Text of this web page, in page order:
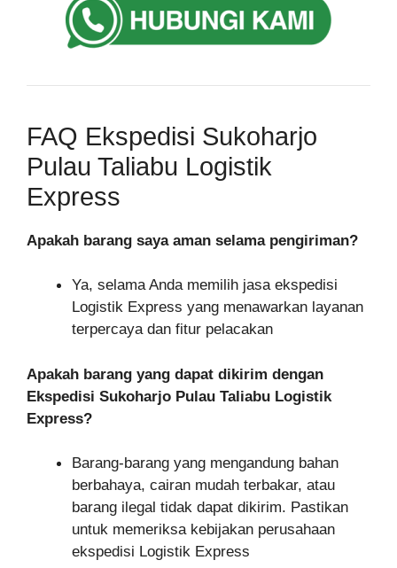
FAQ Ekspedisi Sukoharjo
Pulau Taliabu Logistik
Express
Apakah barang saya aman selama pengiriman?
Ya, selama Anda memilih jasa ekspedisi
Logistik Express yang menawarkan layanan
terpercaya dan fitur pelacakan
Apakah barang yang dapat dikirim dengan
Ekspedisi Sukoharjo Pulau Taliabu Logistik
Express?
Barang-barang yang mengandung bahan
berbahaya, cairan mudah terbakar, atau
barang ilegal tidak dapat dikirim. Pastikan
untuk memeriksa kebijakan perusahaan
ekspedisi Logistik Express